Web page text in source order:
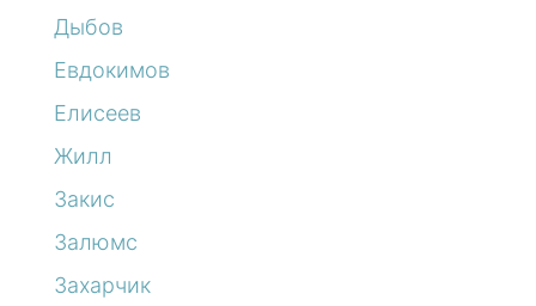
Дыбов
Евдокимов
Елисеев
Жилл
Закис
Залюмс
Захарчик